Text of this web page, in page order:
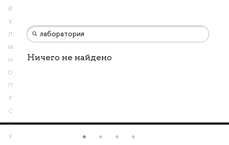
Й
К
Л
М
Н
О
П
Р
С
Т
У
Ничего не найдено